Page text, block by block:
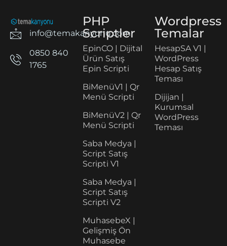
info@temakanyonu.com
0850 840
1765
PHP
Scriptler
EpinCO | Dijital
Ürün Satış
Epin Scripti
BiMenüV1 | Qr
Menü Scripti
BiMenüV2 | Qr
Menü Scripti
Saba Medya |
Script Satış
Scripti V1
Saba Medya |
Script Satış
Scripti V2
MuhasebeX |
Gelişmiş Ön
Muhasebe
Wordpress
Temalar
HesapSA V1 |
WordPress
Hesap Satış
Teması
Dijijan |
Kurumsal
WordPress
Teması